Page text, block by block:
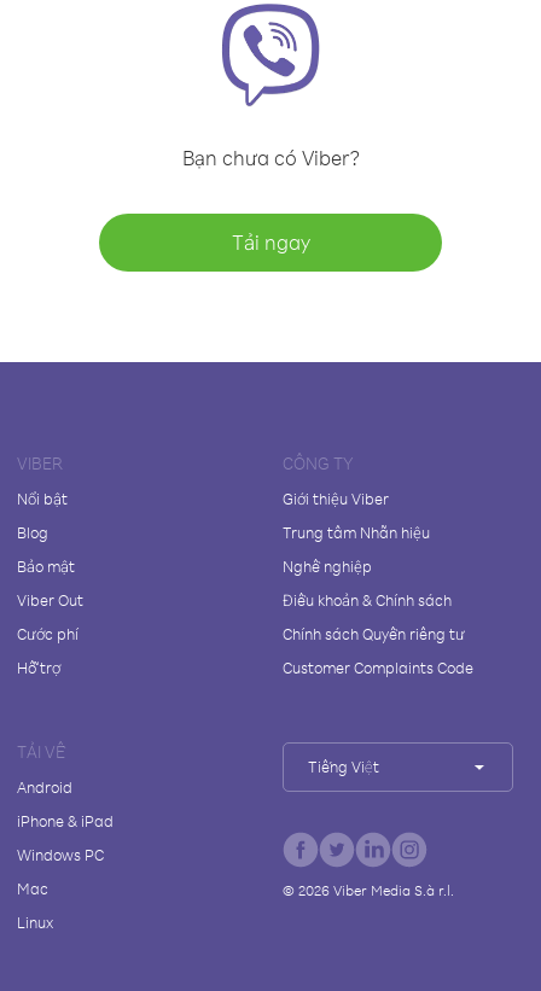
Bạn chưa có Viber?
Tải ngay
VIBER
Nổi bật
Blog
Bảo mật
Viber Out
Cước phí
Hỗ trợ
CÔNG TY
Giới thiệu Viber
Trung tâm Nhãn hiệu
Nghề nghiệp
Điều khoản & Chính sách
Chính sách Quyền riêng tư
Customer Complaints Code
TẢI VỀ
Android
iPhone & iPad
Windows PC
Mac
Linux
Tiếng Việt
© 2026Viber Media S.à r.l.